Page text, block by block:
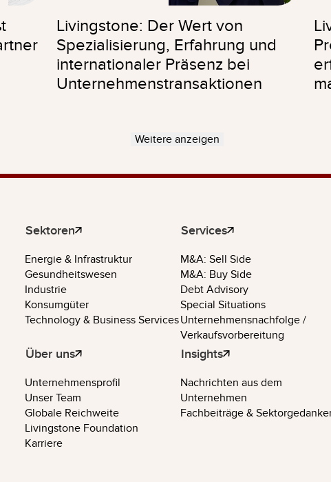
Livingstone: Der Wert von
Spezialisierung, Erfahrung und
internationaler Präsenz bei
Unternehmenstransaktionen
Weitere anzeigen
Sektoren
Energie & Infrastruktur
Gesundheitswesen
Industrie
Konsumgüter
Technology & Business Services
Services
M&A: Sell Side
M&A: Buy Side
Debt Advisory
Special Situations
Unternehmensnachfolge /
Verkaufsvorbereitung
Über uns
Unternehmensprofil
Unser Team
Globale Reichweite
Livingstone Foundation
Karriere
Insights
Nachrichten aus dem
Unternehmen
Fachbeiträge &